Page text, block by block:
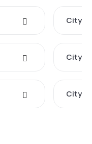
City
City
City